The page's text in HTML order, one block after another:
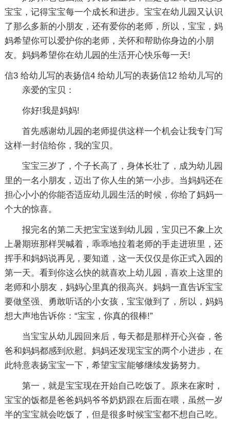
宝宝，记得宝宝每一个成长和进步。宝宝在幼儿园又认识
了那么多新的小朋友，还有爱你的老师，所以，宝宝，妈
妈希望你可以爱护你的老师，关怀和帮助你身边的小朋
友。妈妈希望你在幼儿园的生活开心快乐每一天!
信3
亲爱的宝贝：
你好!我是妈妈!
首先感谢幼儿园的老师提供这样一个机会让我专门写
这样一封信给你，我的宝贝。
宝宝三岁了，个子长高了，身体长壮了，成为幼儿园
里的一名小朋友，迈出了你人生的第一小步。当妈妈还在
担心小小的你能否适应幼儿园生活的时候，你给了妈妈一
个大的惊喜。
报完名的第二天把宝宝送到幼儿园，宝贝已不象上次
上暑期班那样哭喊着，乖乖地拉着老师的手走进班里，还
挥手和妈妈说再见，要知道，这一天仅仅是你正式入园的
第一天。看到你这么快的就喜欢上幼儿园，喜欢上这里的
老师和小朋友，妈妈心里真的很高兴。妈妈一直告诉宝宝
要做坚强、勇敢听话的小女孩，宝宝做到了，所以，妈妈
想大声地告诉你：“宝宝，你真的很棒!”
当宝宝从幼儿园回来后，每天都是那样开心兴奋，爸
爸和妈妈都感到欣慰。妈妈还发现宝宝的两个小进步，在
此特意表扬宝宝一下，希望宝宝能够继续发扬努力。
第一，就是宝宝现在开始自己吃饭了。原来在家时，
宝宝的饭都是爸爸妈妈爷爷奶奶跟在后面在喂，虽然一岁
半的宝宝就会吃饭了，但是很多时候宝宝都不想自己吃。
给幼儿写的表扬信4 给幼儿写的表扬信12 给幼儿写的